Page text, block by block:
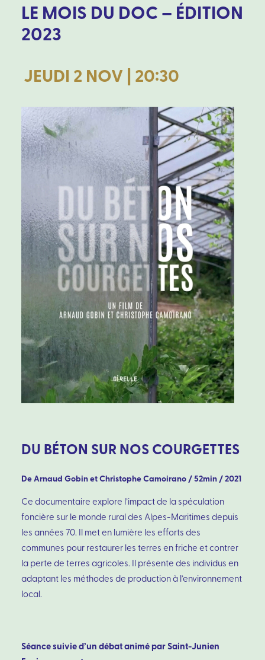
LE MOIS DU DOC – ÉDITION
2023
JEUDI 2 NOV | 20:30
DU BÉTON SUR NOS COURGETTES
De Arnaud Gobin et Christophe Camoirano / 52min / 2021
Ce documentaire explore l’impact de la spéculation
foncière sur le monde rural des Alpes-Maritimes depuis
les années 70. Il met en lumière les efforts des
communes pour restaurer les terres en friche et contrer
la perte de terres agricoles. Il présente des individus en
adaptant les méthodes de production à l’environnement
local.
Séance suivie d’un débat animé par Saint-Junien